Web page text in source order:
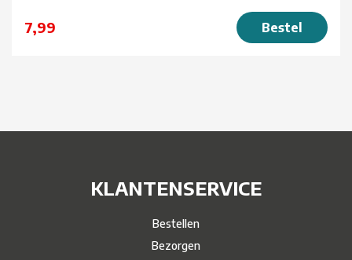
7,99 Bestel
KLANTENSERVICE
Bestellen
Bezorgen